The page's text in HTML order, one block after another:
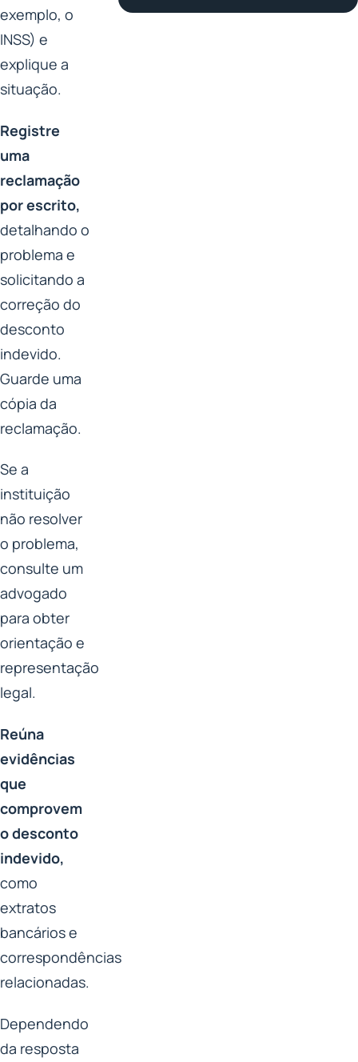
exemplo, o
INSS) e
explique a
situação.
Registre
uma
reclamação
por escrito,
detalhando o
problema e
solicitando a
correção do
desconto
indevido.
Guarde uma
cópia da
reclamação.
Se a
instituição
não resolver
o problema,
consulte um
advogado
para obter
orientação e
representação
legal.
Reúna
evidências
que
comprovem
o desconto
indevido,
como
extratos
bancários e
correspondências
relacionadas.
Dependendo
da resposta